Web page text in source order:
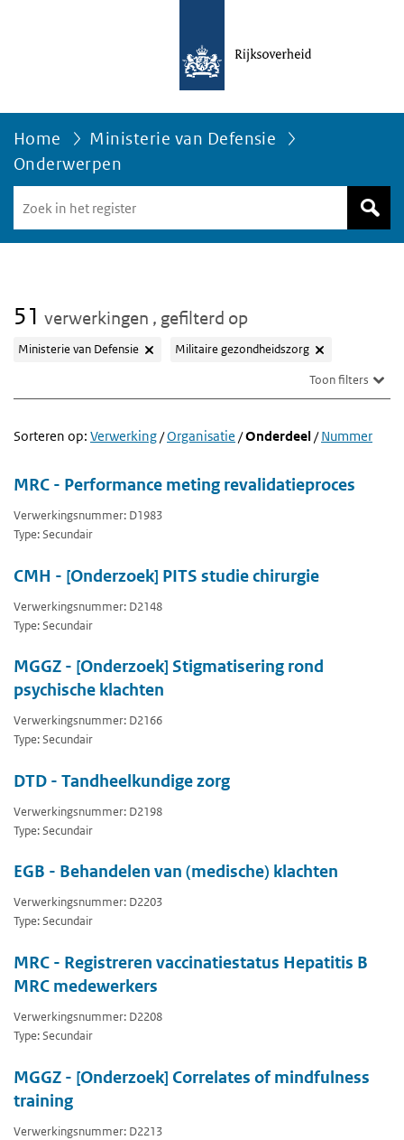
Home
Ministerie van Defensie
Onderwerpen
in
het
51 verwerkingen , gefilterd op
Ministerie van Defensie
Militaire gezondheidszorg
Toon filters
Sorteren op: Verwerking/Organisatie /Onderdeel /Nummer
MRC - Performance meting revalidatieproces
Verwerkingsnummer: D1983
Type: Secundair
CMH - [Onderzoek] PITS studie chirurgie
Verwerkingsnummer: D2148
Type: Secundair
MGGZ - [Onderzoek] Stigmatisering rond
psychische klachten
Verwerkingsnummer: D2166
Type: Secundair
DTD - Tandheelkundige zorg
Verwerkingsnummer: D2198
Type: Secundair
EGB - Behandelen van (medische) klachten
Verwerkingsnummer: D2203
Type: Secundair
MRC - Registreren vaccinatiestatus Hepatitis B
MRC medewerkers
Verwerkingsnummer: D2208
Type: Secundair
MGGZ - [Onderzoek] Correlates of mindfulness
training
Verwerkingsnummer: D2213